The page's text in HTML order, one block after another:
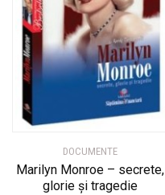
DOCUMENTE
Marilyn Monroe – secrete,
glorie şi tragedie